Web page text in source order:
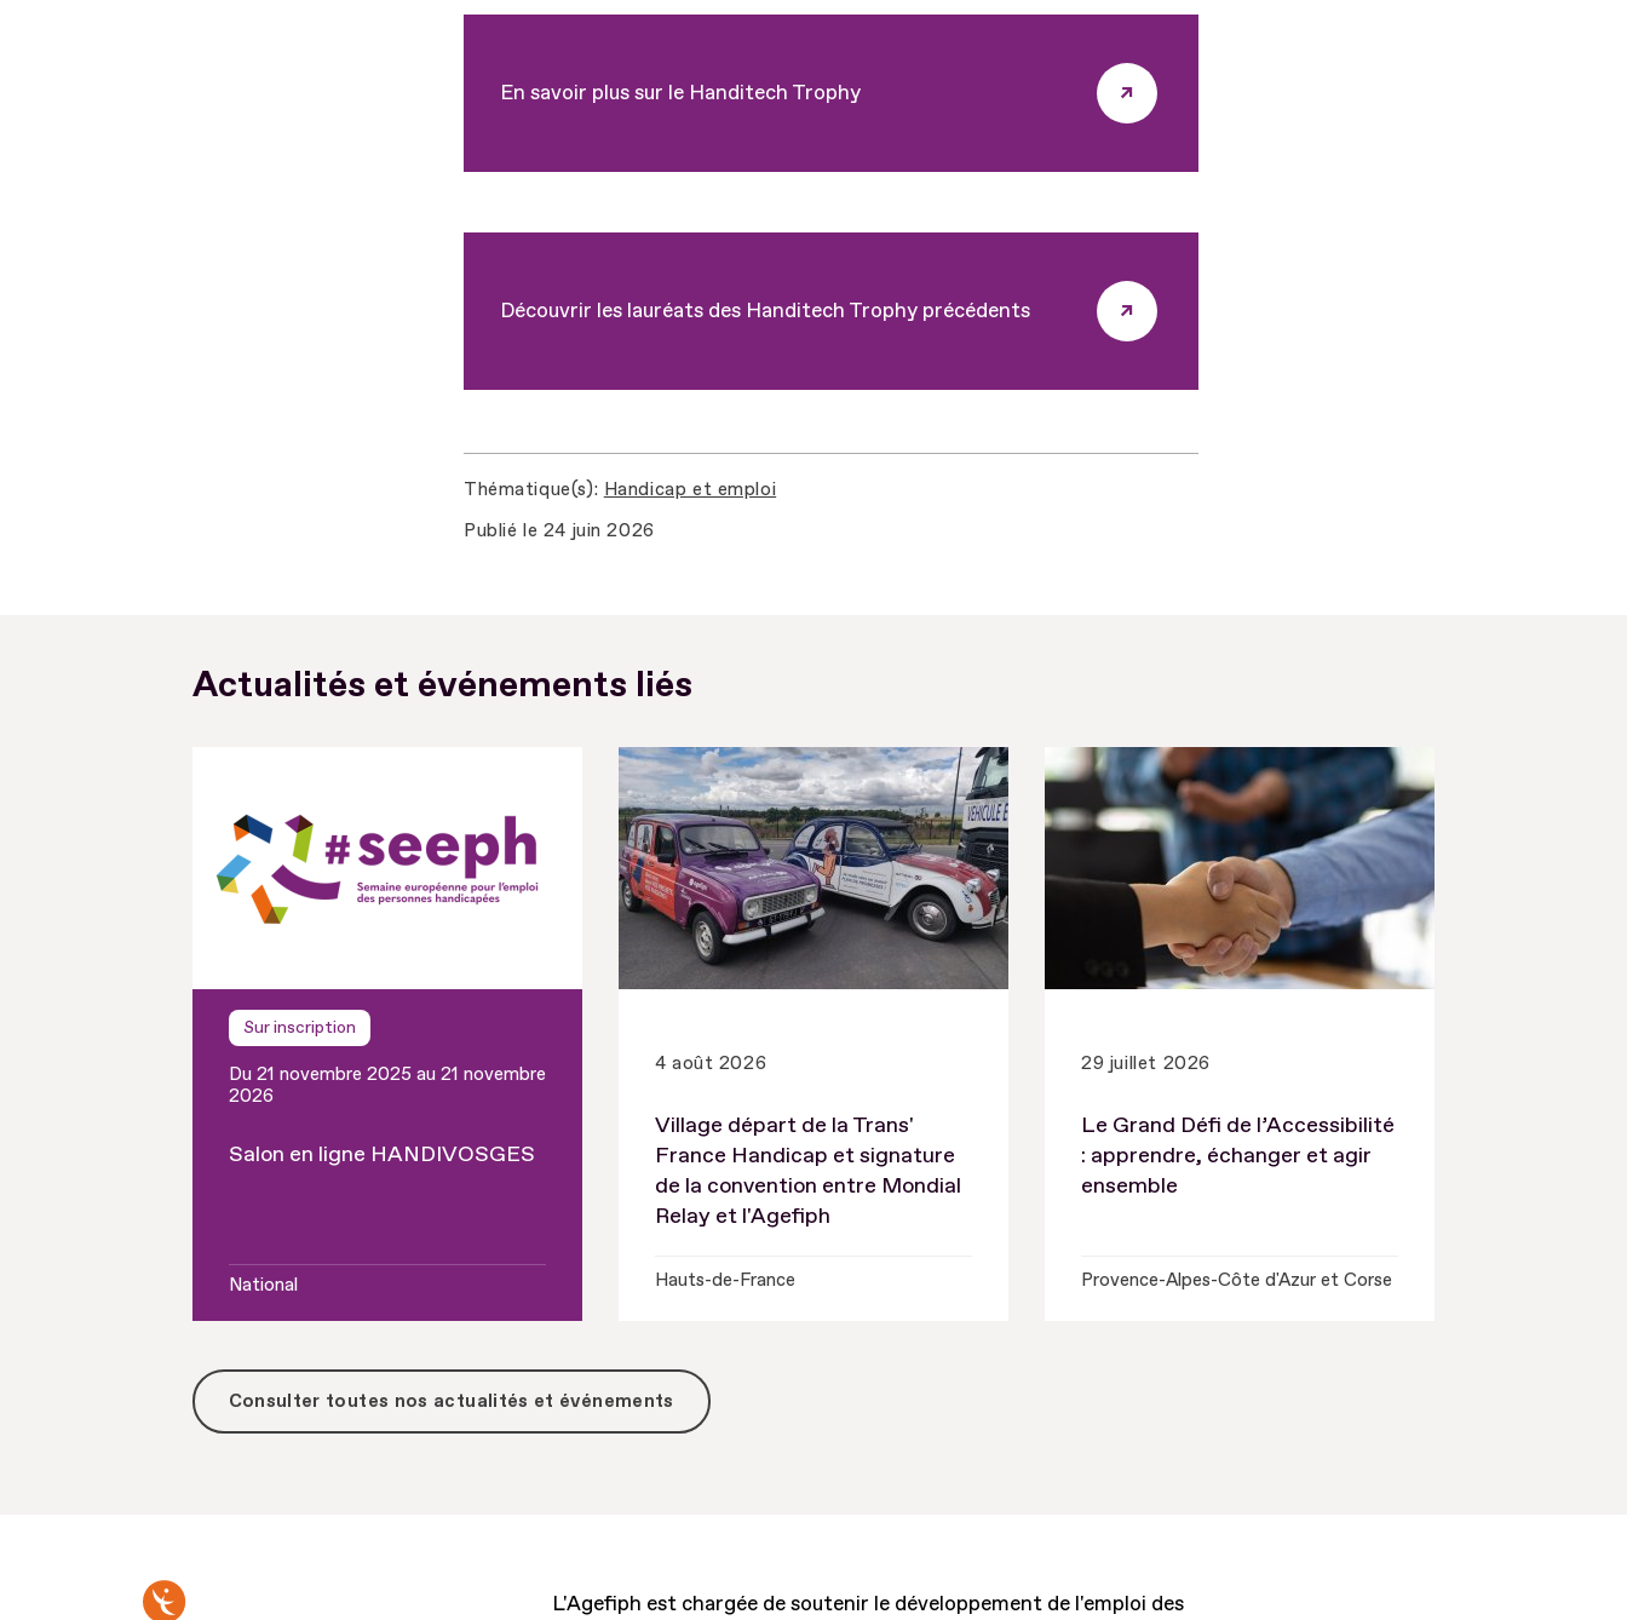
En savoir plus sur le Handitech Trophy
Découvrir les lauréats des Handitech Trophy précédents
Thématique(s) Handicap et emploi
Publié le 24 juin 2026
Actualités et événements liés
Sur inscription
Du 21 novembre 2025 au 21 novembre
2026
Salon en ligne HANDIVOSGES
National
4 août 2026
Village départ de la Trans'
France Handicap et signature
de la convention entre Mondial
Relay et l'Agefiph
Hauts-de-France
29 juillet 2026
Le Grand Défi de l’Accessibilité
: apprendre, échanger et agir
ensemble
Provence-Alpes-Côte d'Azur et Corse
Consulter toutes nos actualités et événements
L'Agefiph est chargée de soutenir le développement de l'emploi des